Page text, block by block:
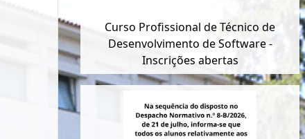
Curso Profissional de Técnico de
Desenvolvimento de Software -
Inscrições abertas